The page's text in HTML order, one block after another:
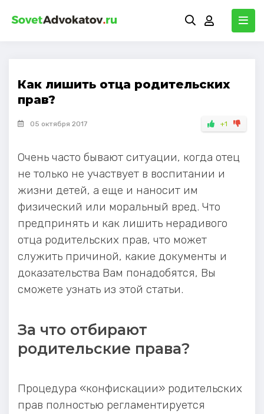
Как лишить отца родительских
прав?
05 октября 2017 +1
Очень часто бывают ситуации, когда отец
не только не участвует в воспитании и
жизни детей, а еще и наносит им
физический или моральный вред. Что
предпринять и как лишить нерадивого
отца родительских прав, что может
служить причиной, какие документы и
доказательства Вам понадобятся, Вы
сможете узнать из этой статьи.
За что отбирают
родительские права?
Процедура «конфискации» родительских
прав полностью регламентируется